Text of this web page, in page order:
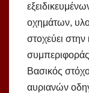
οχημάτων,
στοχεύει
Βασικός
αυριανών